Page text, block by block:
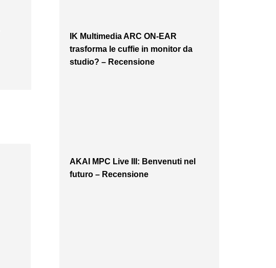
IK Multimedia ARC ON-EAR
trasforma le cuffie in monitor da
studio? – Recensione
AKAI MPC Live III: Benvenuti nel
futuro – Recensione